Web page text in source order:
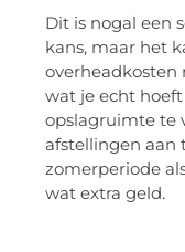
Dit is nogal een
kans, maar het
overheadkosten
wat je echt
opslagruimte te
afstellingen aan
zomerperiode
wat extra geld.